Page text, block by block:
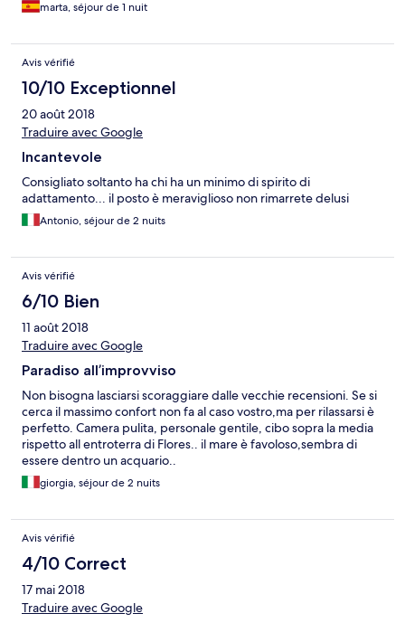
bebidas en la nevera y cuando fuimos a pedir una cerveza
y se escucha un ruido horrible de los motores.. la isla esta
descuidada, los bungalows con cosas rotas, el lavabo da pena y
la puerta ni se cierra, se nota que hace años que no actualizan las
instalaciones y hay muchos bungalows vacios donde da la
sensacion que ya estan inservibles por el mal estado que tienen.
En general tampoco ofrecen servicios como buceo o kayaks y lo
desastre de gestion y de todo.. no tienen mucha comida
disponible.. si quieres pescado para cenar acuerdate de
encargarlo por la mañana porque sino no lo tendran para la
cena..
marta, séjour de 1 nuit
Avis vérifié
10/10 Exceptionnel
20 août 2018
Traduire avec Google
Incantevole
Consigliato soltanto ha chi ha un minimo di spirito di
adattamento... il posto è meraviglioso non rimarrete delusi
Antonio, séjour de 2 nuits
Avis vérifié
6/10 Bien
11 août 2018
Traduire avec Google
Paradiso all’improvviso
Non bisogna lasciarsi scoraggiare dalle vecchie recensioni. Se si
cerca il massimo confort non fa al caso vostro,ma per rilassarsi è
perfetto. Camera pulita, personale gentile, cibo sopra la media
rispetto all entroterra di Flores.. il mare è favoloso,sembra di
essere dentro un acquario..
giorgia, séjour de 2 nuits
Avis vérifié
4/10 Correct
17 mai 2018
Traduire avec Google